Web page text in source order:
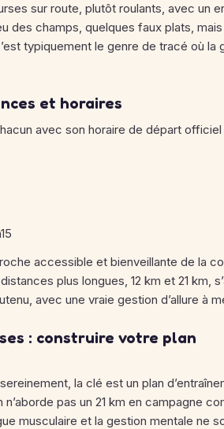
sur route, plutôt roulants, avec un
des champs, quelques faux plats,
typiquement le genre de tracé où la
et horaires
avec son horaire de départ officiel
accessible et bienveillante de la
plus longues, 12 km et 21 km,
avec une vraie gestion d’allure à
: construire votre plan
la clé est un plan
pas un 21 km en campagne
musculaire et la gestion mentale ne